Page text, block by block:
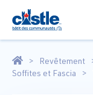
Revêtement
Soffites et Fascia